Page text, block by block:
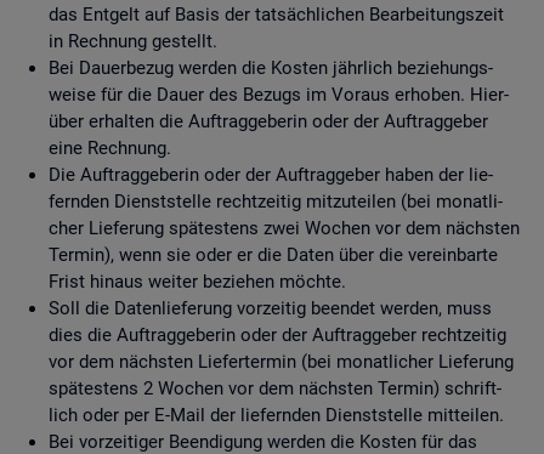
das Ent­gelt auf Basis der tat­säch­li­chen Be­ar­bei­tungs­zeit
in Rech­nung ge­stellt.
Bei Dau­er­be­zug wer­den die Kos­ten jähr­lich be­zie­hungs­
wei­se für die Dauer des Be­zugs im Vor­aus er­ho­ben. Hier­
über er­hal­ten die Auf­trag­ge­be­rin oder der Auf­trag­ge­ber
eine Rech­nung.
Die Auf­trag­ge­be­rin oder der Auf­trag­ge­ber haben der lie­
fern­den Dienst­stel­le recht­zei­tig mit­zu­tei­len (bei mo­nat­li­
cher Lie­fe­rung spä­tes­tens zwei Wo­chen vor dem nächs­ten
Ter­min), wenn sie oder er die Daten über die ver­ein­bar­te
Frist hin­aus wei­ter be­zie­hen möch­te.
Soll die Da­ten­lie­fe­rung vor­zei­tig be­en­det wer­den, muss
dies die Auf­trag­ge­be­rin oder der Auf­trag­ge­ber recht­zei­tig
vor dem nächs­ten Lie­fer­ter­min (bei mo­nat­li­cher Lie­fe­rung
spä­tes­tens 2 Wo­chen vor dem nächs­ten Ter­min) schrift­
lich oder per E-Mail der lie­fern­den Dienst­stel­le mit­tei­len.
Bei vor­zei­ti­ger Be­en­di­gung wer­den die Kos­ten für das